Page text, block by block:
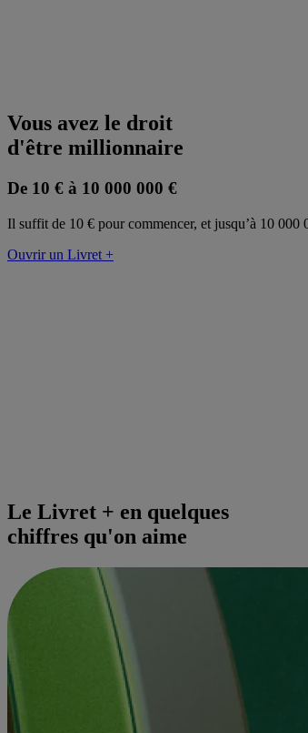
Vous avez le droit
d'être millionnaire
De 10 € à 10 000 000 €
Il suffit de 10 € pour commencer, et jusqu’à 10
Ouvrir un Livret +
Le Livret + en quelques
chiffres qu'on aime